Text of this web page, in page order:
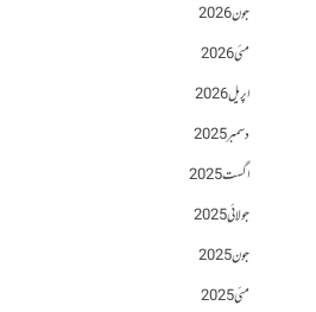
جون 2026
مئی 2026
اپریل 2026
دسمبر 2025
اگست 2025
جولائی 2025
جون 2025
مئی 2025